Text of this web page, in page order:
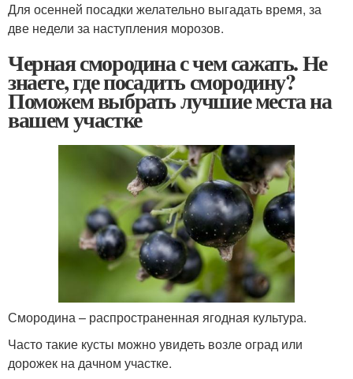
Для осенней посадки желательно выгадать время, за
две недели за наступления морозов.
Черная смородина с чем сажать. Не
знаете, где посадить смородину?
Поможем выбрать лучшие места на
вашем участке
Смородина – распространенная ягодная культура.
Часто такие кусты можно увидеть возле оград или
дорожек на дачном участке.